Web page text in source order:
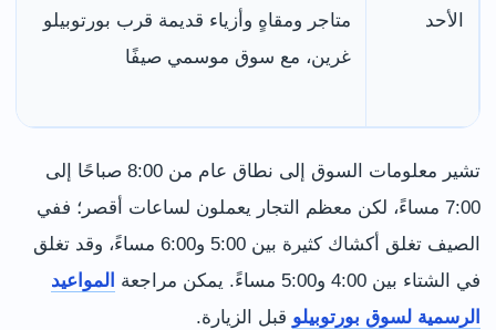
الأحد
متاجر ومقاهٍ وأزياء قديمة قرب بورتوبيلو
غرين، مع سوق موسمي صيفًا
تشير معلومات السوق إلى نطاق عام من 8:00 صباحًا إلى
7:00 مساءً، لكن معظم التجار يعملون لساعات أقصر؛ ففي
الصيف تغلق أكشاك كثيرة بين 5:00 و6:00 مساءً، وقد تغلق
في الشتاء بين 4:00 و5:00 مساءً. يمكن مراجعة
المواعيد
الرسمية لسوق بورتوبيلو قبل الزيارة.